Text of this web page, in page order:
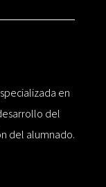
en
del
del alumnado.